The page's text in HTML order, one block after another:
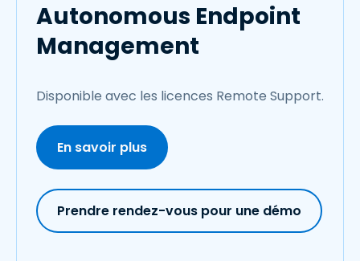
Autonomous Endpoint
Management
Disponible avec les licences Remote Support.
En savoir plus
Prendre rendez-vous pour une démo